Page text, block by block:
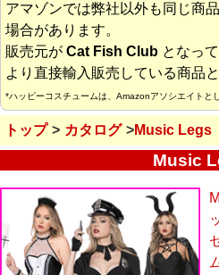
アマゾンでは弊社以外も同じ商
場合があります。
販売元が Cat Fish Club となっ
より直接輸入販売している商品と
*ハッピーコスチュームは、Amazonアソシエイトと
トップ カタログ Music Legs
Music